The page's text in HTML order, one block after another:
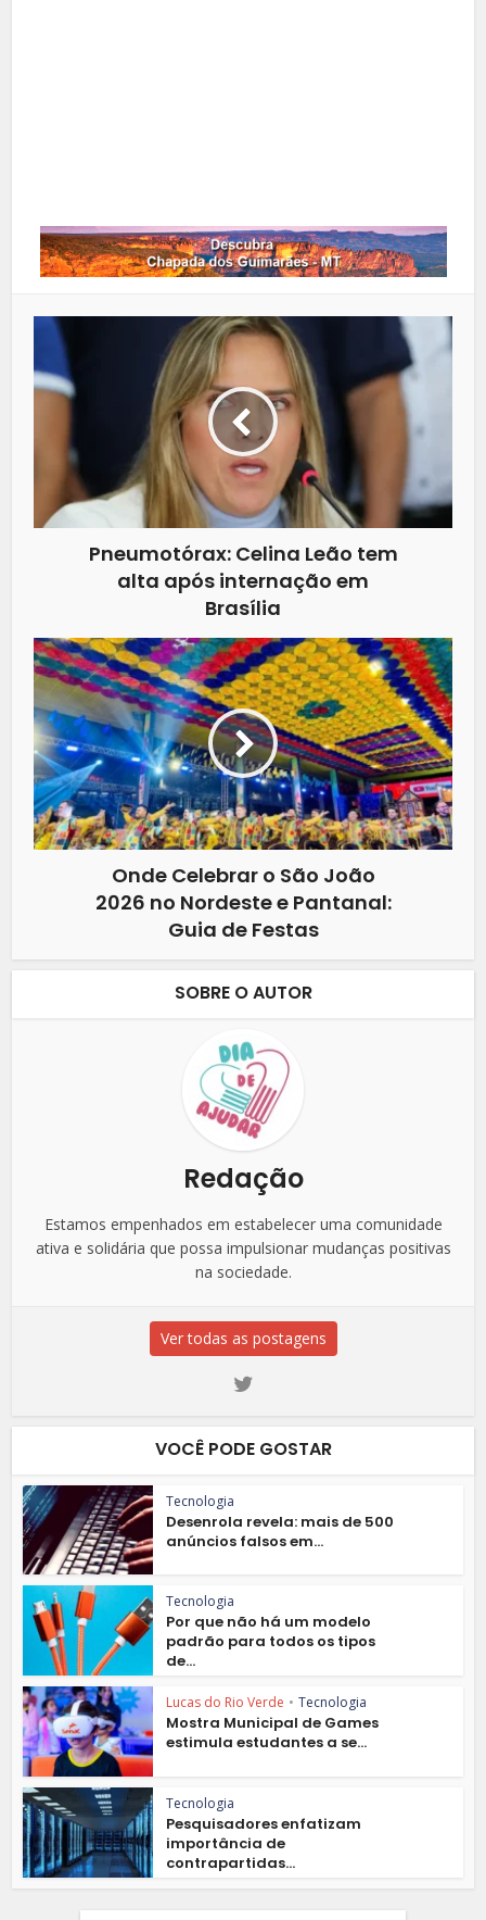
Pneumotórax: Celina Leão tem
alta após internação em
Brasília
Onde Celebrar o São João
2026 no Nordeste e Pantanal:
Guia de Festas
SOBRE O AUTOR
Redação
Estamos empenhados em estabelecer uma comunidade
ativa e solidária que possa impulsionar mudanças positivas
na sociedade.
Ver todas as postagens
VOCÊ PODE GOSTAR
Tecnologia
Desenrola revela: mais de 500
anúncios falsos em...
Tecnologia
Por que não há um modelo
padrão para todos os tipos
de...
Lucas do Rio Verde • Tecnologia
Mostra Municipal de Games
estimula estudantes a se...
Tecnologia
Pesquisadores enfatizam
importância de
contrapartidas...